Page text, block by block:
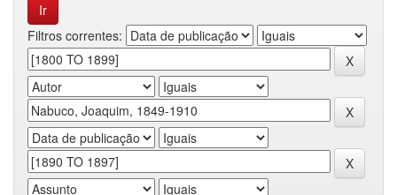
Filtros correntes: